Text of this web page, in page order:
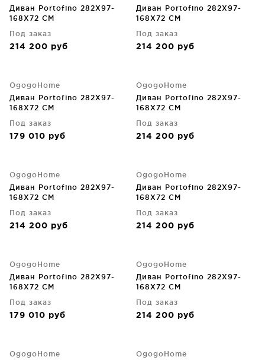
Диван Portofino 282X97-
168X72 CM
Под заказ
214 200 руб
Диван Portofino 282X97-
168X72 CM
Под заказ
214 200 руб
OgogoHome
Диван Portofino 282X97-
168X72 CM
Под заказ
179 010 руб
OgogoHome
Диван Portofino 282X97-
168X72 CM
Под заказ
214 200 руб
OgogoHome
Диван Portofino 282X97-
168X72 CM
Под заказ
214 200 руб
OgogoHome
Диван Portofino 282X97-
168X72 CM
Под заказ
214 200 руб
OgogoHome
Диван Portofino 282X97-
168X72 CM
Под заказ
179 010 руб
OgogoHome
Диван Portofino 282X97-
168X72 CM
Под заказ
214 200 руб
OgogoHome
OgogoHome